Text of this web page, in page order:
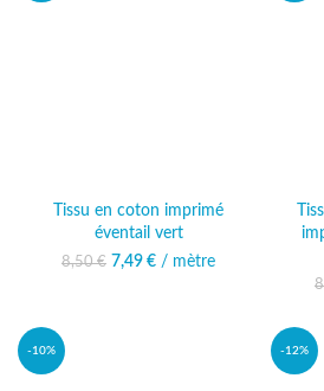
Tissu en coton imprimé
éventail vert
8,50€
Le prix initial était :
7,49 € Le prix actuel
/ mètre
-10% -12%